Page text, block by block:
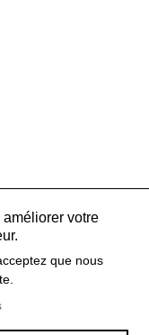
votre
que nous